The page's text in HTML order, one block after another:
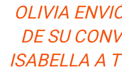
OLIVIA
DE SU
ISABELLA A